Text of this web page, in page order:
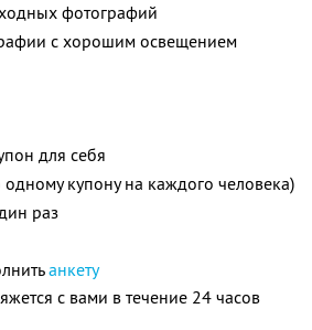
фотографий
с хорошим освещением
для себя
купону на каждого человека)
раз
анкету
с вами в течение 24 часов